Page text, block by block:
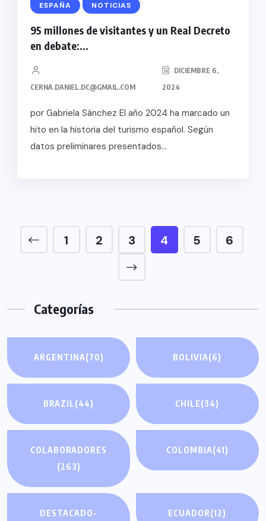
ESPAÑA NOTICIAS
95 millones de visitantes y un Real Decreto
en debate:...
CERNA.DANIEL.DC@GMAIL.COM
DICIEMBRE 6,
2024
por Gabriela Sánchez El año 2024 ha marcado un
hito en la historia del turismo español. Según
datos preliminares presentados...
1 2 3 4 5 6
Categorías
ARGENTINA(70) BOLIVIA(6)
BRAZIL(44) CHILE(34)
COLABORADORES
(263)
COLOMBIA(41)
DESTACADO-
ECUADOR(12)